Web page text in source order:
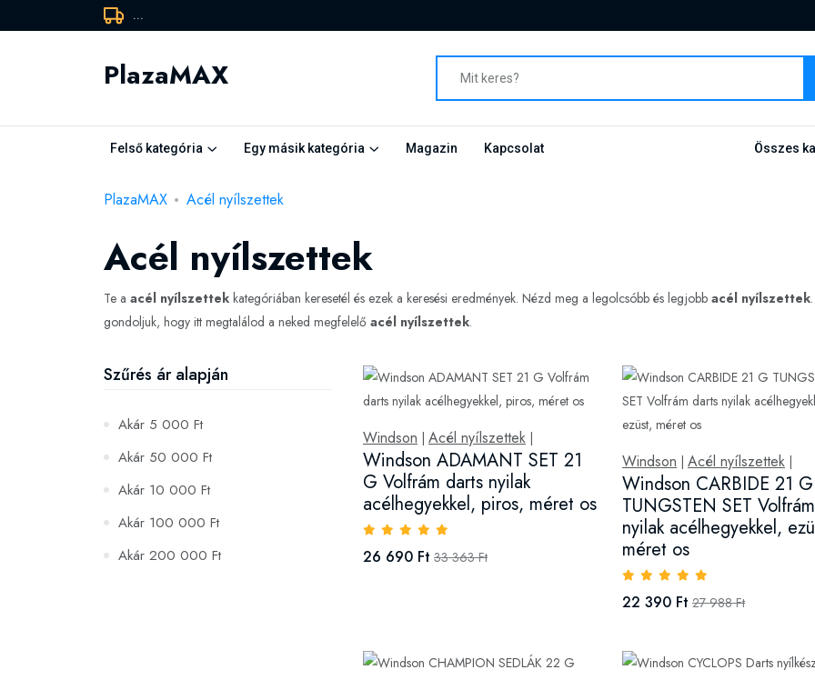
...
PlazaMAX
Felső kategória Egy másik kategória Magazin Kapcsolat Összes
PlazaMAX Acél nyílszettek
Acél nyílszettek
Te a acél nyílszettek kategóriában keresetél és ezek a keresési eredmények. Nézd meg a legolcsóbb és legjobb acél nyílszettek
gondoljuk, hogy itt megtalálod a neked megfelelő acél nyílszettek.
Szűrés ár alapján
Akár 5 000 Ft
Akár 50 000 Ft
Akár 10 000 Ft
Akár 100 000 Ft
Akár 200 000 Ft
Windson Acél nyílszettek
Windson ADAMANT SET 21
G Volfrám darts nyilak
acélhegyekkel, piros, méret os
26 690 Ft 33 363 Ft
Windson Acél nyílszettek|
Windson CARBIDE 21 G
TUNGSTEN SET
nyilak acélhegyekkel,
méret os
22 390 Ft 27 988 Ft